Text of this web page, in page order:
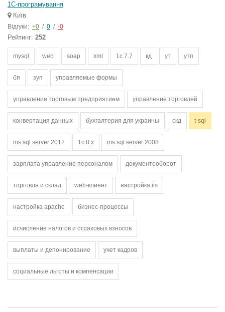
1С-програмування
Київ
Відгуки: +0 / 0 / -0
Рейтинг: 252
mysql web soap xml 1с 7.7 кд ут утп
бп зуп управляемые формы
управление торговым предприятием управление торговлей
конвертация данных бухгалтерия для украины скд t-sql
ms sql server 2012 1с 8.х ms sql server 2008
зарплата управление персоналом документооборот
торговля и склад web-клиент настройка iis
настройка apache бизнес-процессы
исчисление налогов и страховых взносов
выплаты и депонирование учет кадров
социальные льготы и компенсации